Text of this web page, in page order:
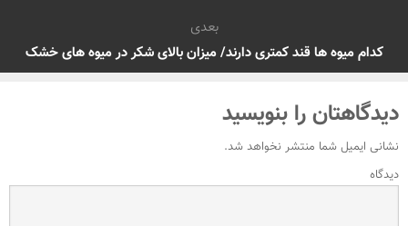
بعدی
کدام میوه ها قند کمتری دارند/ میزان بالای شکر در میوه های خشک
دیدگاهتان را بنویسید
نشانی ایمیل شما منتشر نخواهد شد.
دیدگاه